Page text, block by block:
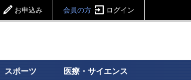
お申込み 会員の方 ログイン
スポーツ 医療・サイエンス